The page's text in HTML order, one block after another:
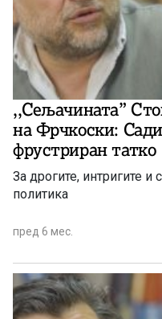
,,Сељачината”
на Фрчкоски:
фрустриран татко
За дрогите, интригите
политика
пред 6 мес.